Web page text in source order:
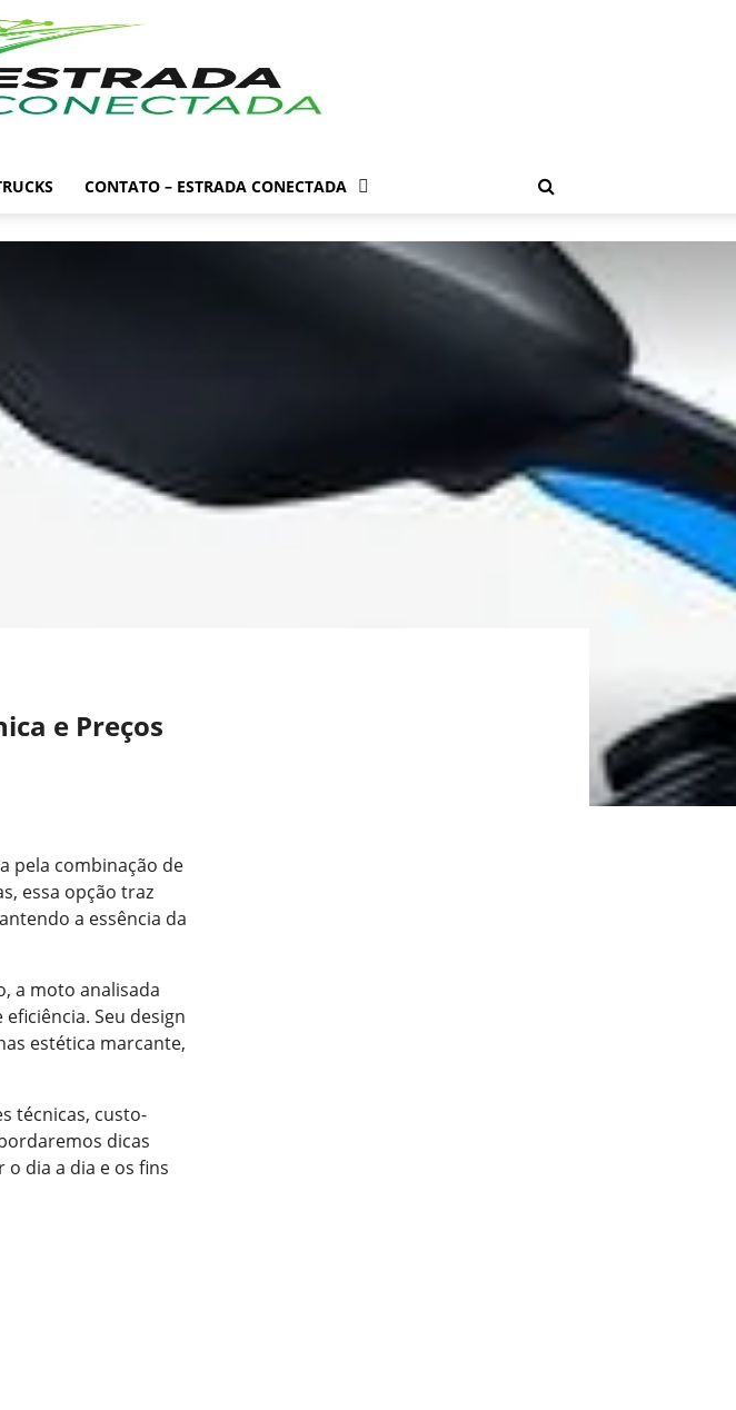
CONTATO – ESTRADA CONECTADA
e Preços
pela combinação de
essa opção traz
a essência da
a moto analisada
Seu design
estética marcante,
técnicas, custo-
dicas
dia a dia e os fins